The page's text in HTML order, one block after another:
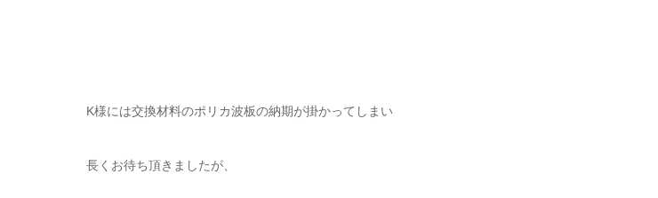
K様には交換材料のポリカ波板の納期が掛かってしまい
長くお待ち頂きましたが、